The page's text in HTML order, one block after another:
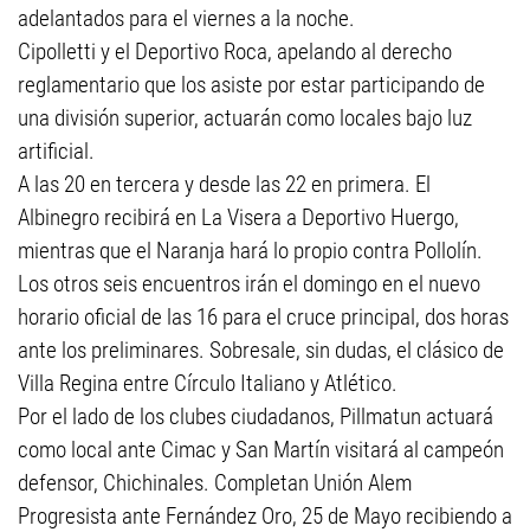
adelantados para el viernes a la noche.
Cipolletti y el Deportivo Roca, apelando al derecho
reglamentario que los asiste por estar participando de
una división superior, actuarán como locales bajo luz
artificial.
A las 20 en tercera y desde las 22 en primera. El
Albinegro recibirá en La Visera a Deportivo Huergo,
mientras que el Naranja hará lo propio contra Pollolín.
Los otros seis encuentros irán el domingo en el nuevo
horario oficial de las 16 para el cruce principal, dos horas
ante los preliminares. Sobresale, sin dudas, el clásico de
Villa Regina entre Círculo Italiano y Atlético.
Por el lado de los clubes ciudadanos, Pillmatun actuará
como local ante Cimac y San Martín visitará al campeón
defensor, Chichinales. Completan Unión Alem
Progresista ante Fernández Oro, 25 de Mayo recibiendo a